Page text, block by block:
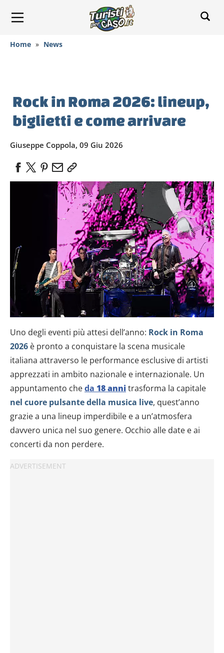
Home » News
Rock in Roma 2026: lineup,
biglietti e come arrivare
Giuseppe Coppola, 09 Giu 2026
Uno degli eventi più attesi dell’anno: Rock in Roma
2026 è pronto a conquistare la scena musicale
italiana attraverso le performance esclusive di artisti
apprezzati in ambito nazionale e internazionale. Un
appuntamento cheda 18 annitrasforma la capitale
nel cuore pulsante della musica live, quest’anno
grazie a una lineup imperdibile e a un’atmosfera
davvero unica nel suo genere. Occhio alle date e ai
concerti da non perdere.